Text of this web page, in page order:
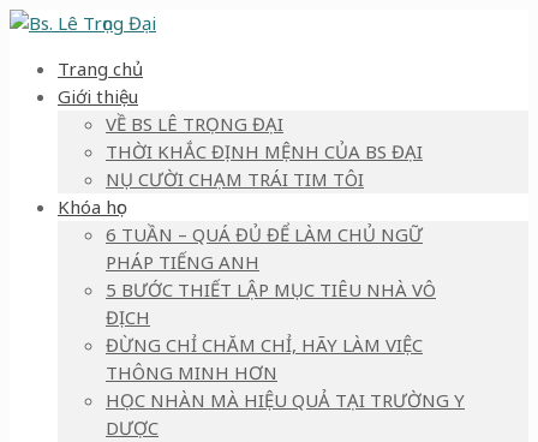
Trang chủ
Giới thiệu
VỀ BS LÊ TRỌNG ĐẠI
THỜI KHẮC ĐỊNH MỆNH CỦA BS ĐẠI
NỤ CƯỜI CHẠM TRÁI TIM TÔI
Khóa học
6 TUẦN – QUÁ ĐỦ ĐỂ LÀM CHỦ NGỮ
PHÁP TIẾNG ANH
5 BƯỚC THIẾT LẬP MỤC TIÊU NHÀ VÔ
ĐỊCH
ĐỪNG CHỈ CHĂM CHỈ, HÃY LÀM VIỆC
THÔNG MINH HƠN
HỌC NHÀN MÀ HIỆU QUẢ TẠI TRƯỜNG Y
DƯỢC